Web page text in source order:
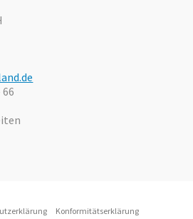
66
Konformitätserklärung